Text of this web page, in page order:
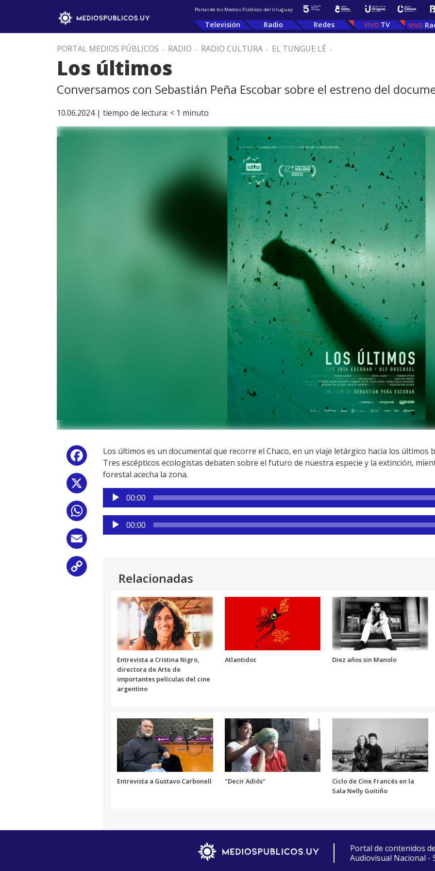
Portal de los Medios Públicos del Uruguay
Televisión Radio Redes TV
PORTAL MEDIOS PÚBLICOS . RADIO . RADIO CULTURA . EL TUNGUE LÉ .
Los últimos
Conversamos con Sebastián Peña Escobar sobre el estreno del
10.06.2024 | tiempo de lectura: < 1 minuto
Facebook
WhatsApp
Los últimos es un documental que recorre el Chaco, en un viaje letárgico hacia los últimos
Tres escépticos ecologistas debaten sobre el futuro de nuestra especie y la extinción,
forestal acecha la zona.
Reproductor
de
audio
00:00
Reproductor
de
00:00
Relacionadas
Entrevista a Cristina Nigro,
directora de Arte de
importantes películas del cine
argentino
Atlantidoc Diez años sin Manolo
Entrevista a Gustavo Carbonell "Decir Adiós"
Ciclo de Cine Francés en la
Sala Nelly Goitiño
Portal de contenidos
Audiovisual Nacional -